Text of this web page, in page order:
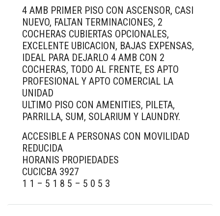
4 AMB PRIMER PISO CON ASCENSOR, CASI
NUEVO, FALTAN TERMINACIONES, 2
COCHERAS CUBIERTAS OPCIONALES,
EXCELENTE UBICACION, BAJAS EXPENSAS,
IDEAL PARA DEJARLO 4 AMB CON 2
COCHERAS, TODO AL FRENTE, ES APTO
PROFESIONAL Y APTO COMERCIAL LA
UNIDAD
ULTIMO PISO CON AMENITIES, PILETA,
PARRILLA, SUM, SOLARIUM Y LAUNDRY.
ACCESIBLE A PERSONAS CON MOVILIDAD
REDUCIDA
HORANIS PROPIEDADES
CUCICBA 3927
1 1 – 5 1 8 5 – 5 0 5 3